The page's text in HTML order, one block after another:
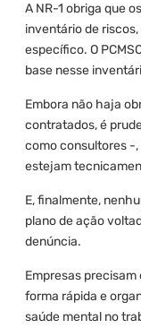
A NR-1 obriga que
inventário de
específico. O
base nesse
Embora não haja
contratados, é
como consultores -,
estejam
E, finalmente,
plano de ação
denúncia.
Empresas
forma rápida e
saúde mental no